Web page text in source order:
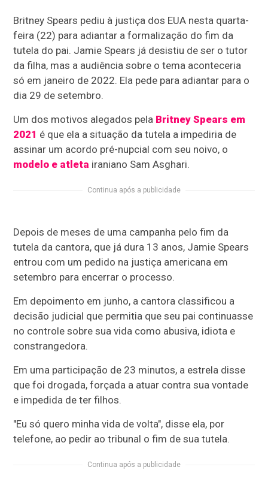
Britney Spears pediu à justiça dos EUA nesta quarta-
feira (22) para adiantar a formalização do fim da
tutela do pai. Jamie Spears já desistiu de ser o tutor
da filha, mas a audiência sobre o tema aconteceria
só em janeiro de 2022. Ela pede para adiantar para o
dia 29 de setembro.
Um dos motivos alegados pela Britney Spears em
2021 é que ela a situação da tutela a impediria de
assinar um acordo pré-nupcial com seu noivo, o
modelo e atleta iraniano Sam Asghari.
Continua após a publicidade
Depois de meses de uma campanha pelo fim da
tutela da cantora, que já dura 13 anos, Jamie Spears
entrou com um pedido na justiça americana em
setembro para encerrar o processo.
Em depoimento em junho, a cantora classificou a
decisão judicial que permitia que seu pai continuasse
no controle sobre sua vida como abusiva, idiota e
constrangedora.
Em uma participação de 23 minutos, a estrela disse
que foi drogada, forçada a atuar contra sua vontade
e impedida de ter filhos.
"Eu só quero minha vida de volta", disse ela, por
telefone, ao pedir ao tribunal o fim de sua tutela.
Continua após a publicidade